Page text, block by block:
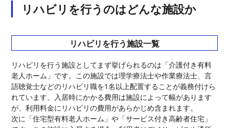
リハビリを行うのはどんな施設か
リハビリを行う施設一覧
リハビリを行う施設としてまず挙げられるのは「介護付き有料
老人ホーム」です。この施設では理学療法士や作業療法士、言
語聴覚士などのリハビリ職を1名以上配置することが義務付けら
れています。入居時にかかる費用は施設によって幅があります
が、利用料金にリハビリの費用があらかじめ含まれます。
次に「住宅型有料老人ホーム」や「サービス付き高齢者住宅」